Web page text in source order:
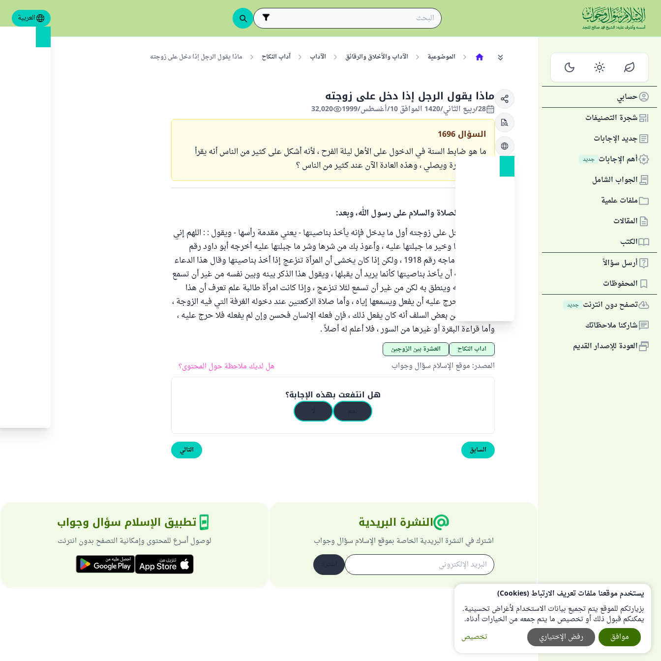
العربية
حسابي
شجرة التصنيفات
جديد الإجابات
أهم الإجابات جديد
الجواب الشامل
ملفات علمية
المقالات
الكتب
أرسل سؤالاً
المحفوظات
تصفح دون انترنت جديد
شاركنا ملاحظاتك
العودة للإصدار القديم
الموضوعية الآداب والأخلاق والرقائق الآداب آداب النكاح ماذا يقول الرجل إذا دخل على زوجته
ماذا يقول الرجل إذا دخل على زوجته
28/ربيع الثاني/1420 الموافق 10/أغسطس/1999 32,020
السؤال 1696
ما هو ضابط السنة في الدخول على الأهل ليلة الفرح ، لأنه أشكل على كثير من الناس أنه يقرأ
سورة البقرة ويصلي ، وهذه العادة الآن عند كثير من الناس ؟
الحمد لله والصلاة والسلام على رسول الله، وبعد:
إذا دخل الرجل على زوجته أول ما يدخل فإنه يأخذ بناصيتها - يعني مقدمة رأسها - ويقول : : اللهم إني
أسألك خيرها وخير ما جبلتها عليه ، وأعوذ بك من شرها وشر ما جبلتها عليه أخرجه أبو داود رقم
2160 ، وابن ماجه رقم 1918 ، ولكن إذا كان يخشى أن المرأة تنزعج إذا أخذ بناصيتها وقال هذا الدعاء
، فإن بإمكانه أن يأخذ بناصيتها كأنما يريد أن يقبلها ، ويقول هذا الذكر بينه وبين نفسه من غير أن تسمع
، يقول بلسانه وينطق به لكن من غير أن تسمع لئلا تنزعج ، وإذا كانت امرأة طالبة علم تعرف أن هذا
مشروع فلا حرج عليه أن يفعل ويسمعها إياه ، وأما صلاة الركعتين عند دخوله الغرفة التي فيه الزوجة ،
فقد وردت عن بعض السلف أنه كان يفعل ذلك ، فإن فعله الإنسان فحسن وإن لم يفعله فلا حرج عليه ،
وأما قراءة البقرة أو غيرها من السور ، فلا أعلم له أصلاً .
آداب النكاح العشرة بين الزوجين
المصدر: موقع الإسلام سؤال وجواب هل لديك ملاحظة حول المحتوى؟
هل انتفعت بهذه الإجابة؟
السابق التالي
النشرة البريدية
اشترك في النشرة البريدية الخاصة بموقع الإسلام سؤال وجواب
تطبيق الإسلام سؤال وجواب
لوصول أسرع للمحتوى وإمكانية التصفح بدون انترنت
يستخدم موقعنا ملفات تعريف الارتباط (Cookies)
بزيارتكم للموقع يتم تجميع بيانات الاستخدام لأغراض تحسينية.
يمكنكم قبول ذلك أو تخصيص ما يتم جمعه من الخيارات أدناه.
تخصيص
رفض الإختياري موافق